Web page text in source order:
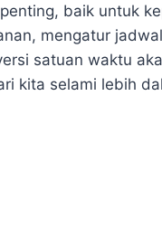
baik untuk
mengatur
satuan waktu
kita selami lebih